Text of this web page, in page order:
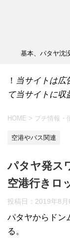
基本、パタヤ沈
！ 当サイトは広
て当サイトに収
HOME > プチ情報・
空港やバス関連
パタヤ発ス
空港行きロ
投稿日：2019年8月
パタヤからドン
る。